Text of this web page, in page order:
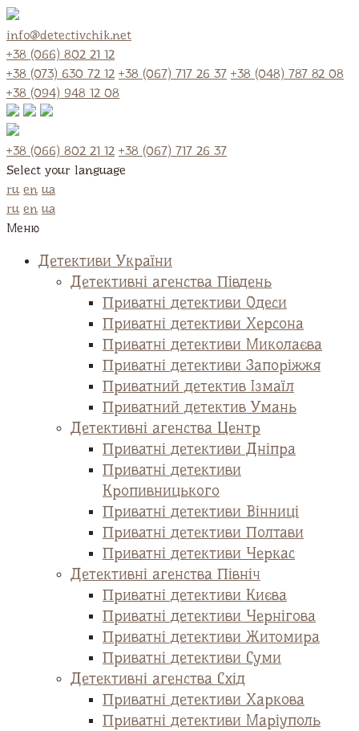
info@detectivchik.net
+38 (066) 802 21 12
+38 (073) 630 72 12 +38 (067) 717 26 37 +38 (048) 787 82 08
+38 (094) 948 12 08
+38 (066) 802 21 12 +38 (067) 717 26 37
Select your language
ru en ua
ru en ua
Меню
Детективи України
Детективні агенства Південь
Приватні детективи Одеси
Приватні детективи Херсона
Приватні детективи Миколаєва
Приватні детективи Запоріжжя
Приватний детектив Ізмаїл
Приватний детектив Умань
Детективні агенства Центр
Приватні детективи Дніпра
Приватні детективи
Кропивницького
Приватні детективи Вінниці
Приватні детективи Полтави
Приватні детективи Черкас
Детективні агенства Північ
Приватні детективи Києва
Приватні детективи Чернігова
Приватні детективи Житомира
Приватні детективи Суми
Детективні агенства Схід
Приватні детективи Харкова
Приватні детективи Маріуполь